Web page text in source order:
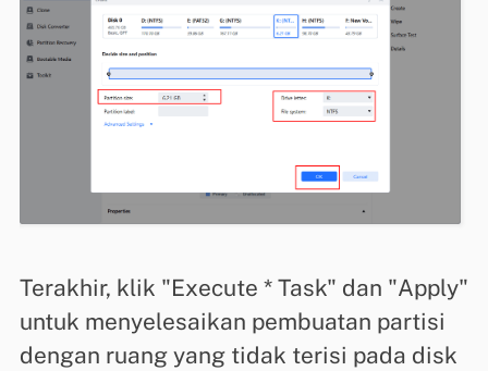
Terakhir, klik "Execute * Task" dan "Apply"
untuk menyelesaikan pembuatan partisi
dengan ruang yang tidak terisi pada disk